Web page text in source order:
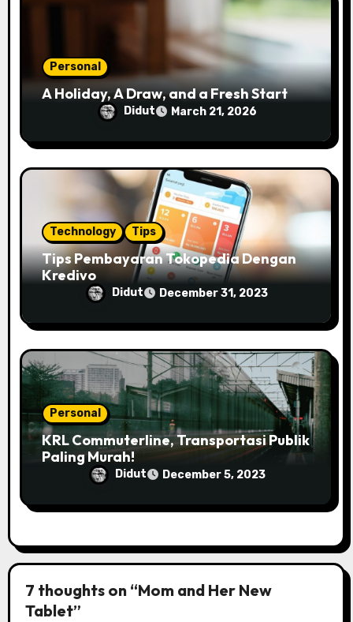
Personal
A Holiday, A Draw, and a Fresh Start
Didut March 21, 2026
Technology Tips
Tips Pembayaran Tokopedia Dengan
Kredivo
Didut December 31, 2023
Personal
KRL Commuterline, Transportasi Publik
Paling Murah!
Didut December 5, 2023
7 thoughts on “Mom and Her New
Tablet”